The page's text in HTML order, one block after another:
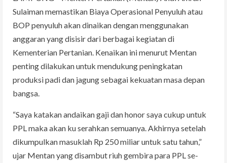
Sulaiman memastikan Biaya Operasional Penyuluh atau
BOP penyuluh akan dinaikan dengan menggunakan
anggaran yang disisir dari berbagai kegiatan di
Kementerian Pertanian. Kenaikan ini menurut Mentan
penting dilakukan untuk mendukung peningkatan
produksi padi dan jagung sebagai kekuatan masa depan
bangsa.
“Saya katakan andaikan gaji dan honor saya cukup untuk
PPL maka akan ku serahkan semuanya. Akhirnya setelah
dikumpulkan masuklah Rp 250 miliar untuk satu tahun,”
ujar Mentan yang disambut riuh gembira para PPL se-